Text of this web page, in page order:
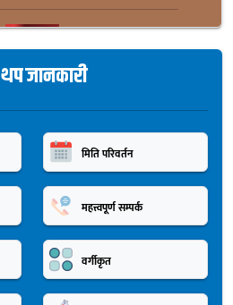
थप जानकारी
मिति परिवर्तन
महत्त्वपूर्ण सम्पर्क
वर्गीकृत